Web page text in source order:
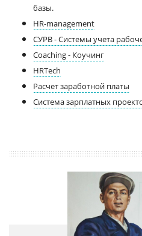
базы.
HR-management
СУРВ - Системы учета
Coaching - Коучинг
HRTech
Расчет заработной платы
Система зарплатных